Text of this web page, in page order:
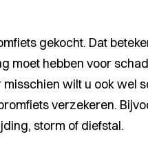
gekocht. Dat
moet hebben voor
misschien wilt u ook wel
verzekeren.
storm of diefstal.